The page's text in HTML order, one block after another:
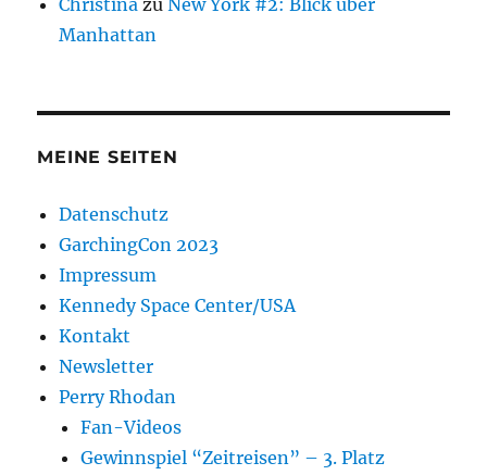
Manhattan
MEINE SEITEN
Datenschutz
GarchingCon 2023
Impressum
Kennedy Space Center/USA
Kontakt
Newsletter
Perry Rhodan
Fan-Videos
Gewinnspiel “Zeitreisen” – 3. Platz